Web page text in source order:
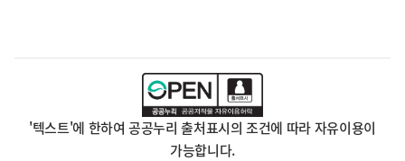
'텍스트'에 한하여 공공누리 출처표시의 조건에 따라 자유이용이
가능합니다.